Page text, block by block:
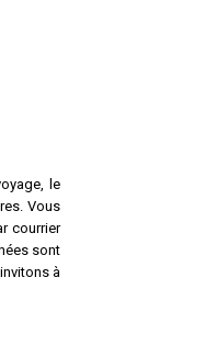
le
Vous
courrier
sont
à